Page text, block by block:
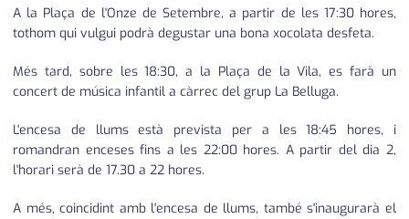
A la Plaça de l'Onze de Setembre, a partir de les 17:30 hores,
tothom qui vulgui podrà degustar una bona xocolata desfeta.
Més tard, sobre les 18:30, a la Plaça de la Vila, es farà un
concert de música infantil a càrrec del grup La Belluga.
L'encesa de llums està prevista per a les 18:45 hores, i
romandran enceses fins a les 22:00 hores. A partir del dia 2,
l'horari serà de 17.30 a 22 hores.
A més, coincidint amb l'encesa de llums, també s'inaugurarà el